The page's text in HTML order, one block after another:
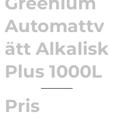
Automattv
ätt Alkalisk
Plus 1000L
Pris